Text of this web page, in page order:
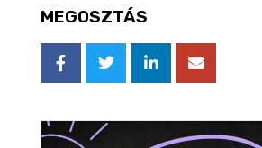
MEGOSZTÁS